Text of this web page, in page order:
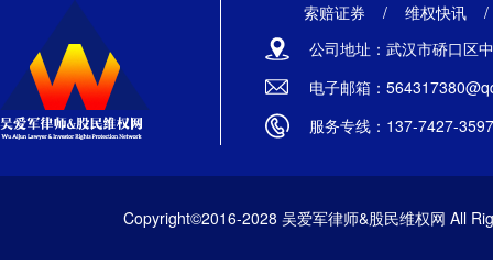
索赔证券 / 维权快讯
公司地址：武汉市硚口区
电子邮箱：
服务专线：137-7427-3597
Copyright©2016-2028 吴爱军律师&股民维权网 All